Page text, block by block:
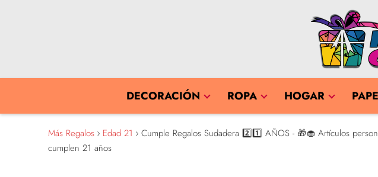
DECORACIÓN ROPA HOGAR
Más Regalos Edad 21
Cumple Regalos Sudadera 2️⃣1️⃣ AÑOS - 🎁🧁 Artículos
cumplen 21 años